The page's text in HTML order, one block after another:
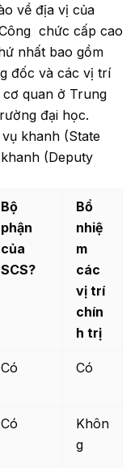
về địa vị của
chức cấp cao
nhất bao gồm
đốc và các vị trí
quan ở Trung
đại học.
khanh (State
(Deputy
Bộ
phận
của
SCS?
Bổ
nhiệ
m
các
vị trí
chín
h trị
Có Có
Có
Khôn
g